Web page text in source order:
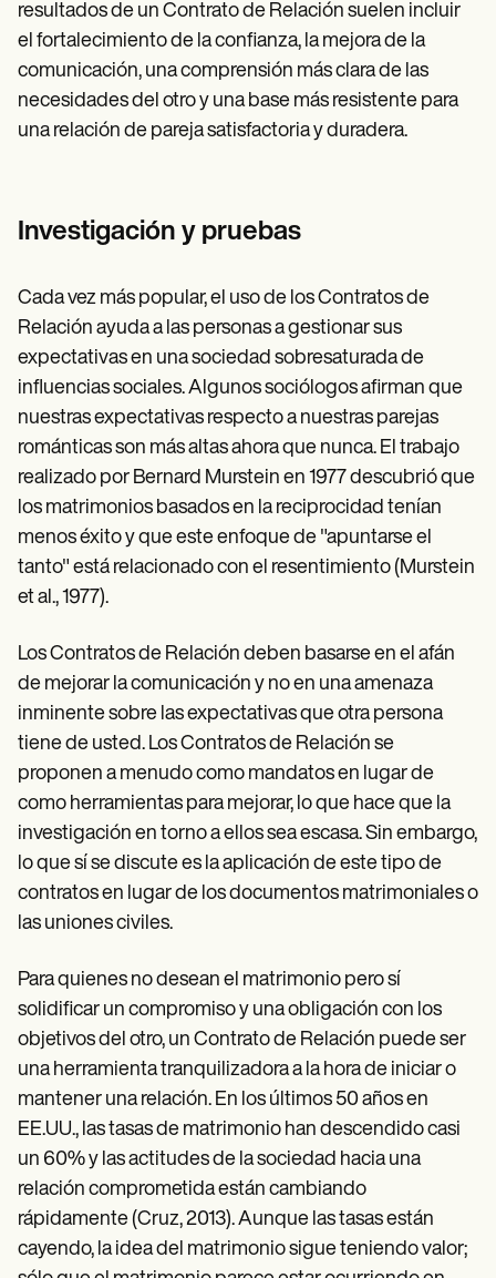
resultados de un Contrato de Relación suelen incluir
el fortalecimiento de la confianza, la mejora de la
comunicación, una comprensión más clara de las
necesidades del otro y una base más resistente para
una relación de pareja satisfactoria y duradera.
Investigación y pruebas
Cada vez más popular, el uso de los Contratos de
Relación ayuda a las personas a gestionar sus
expectativas en una sociedad sobresaturada de
influencias sociales. Algunos sociólogos afirman que
nuestras expectativas respecto a nuestras parejas
románticas son más altas ahora que nunca. El trabajo
realizado por Bernard Murstein en 1977 descubrió que
los matrimonios basados en la reciprocidad tenían
menos éxito y que este enfoque de "apuntarse el
tanto" está relacionado con el resentimiento (Murstein
et al., 1977).
Los Contratos de Relación deben basarse en el afán
de mejorar la comunicación y no en una amenaza
inminente sobre las expectativas que otra persona
tiene de usted. Los Contratos de Relación se
proponen a menudo como mandatos en lugar de
como herramientas para mejorar, lo que hace que la
investigación en torno a ellos sea escasa. Sin embargo,
lo que sí se discute es la aplicación de este tipo de
contratos en lugar de los documentos matrimoniales o
las uniones civiles.
Para quienes no desean el matrimonio pero sí
solidificar un compromiso y una obligación con los
objetivos del otro, un Contrato de Relación puede ser
una herramienta tranquilizadora a la hora de iniciar o
mantener una relación. En los últimos 50 años en
EE.UU., las tasas de matrimonio han descendido casi
un 60% y las actitudes de la sociedad hacia una
relación comprometida están cambiando
rápidamente (Cruz, 2013). Aunque las tasas están
cayendo, la idea del matrimonio sigue teniendo valor;